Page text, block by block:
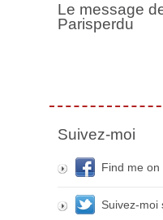
Le message
Parisperdu
Suivez-moi
Find me
Suivez-moi